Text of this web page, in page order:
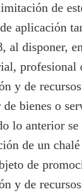
de
aplicación
al disponer,
profesional
y de
bienes o
lo anterior se
de un
de
y de